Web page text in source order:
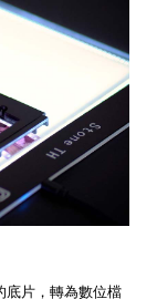
底片，轉為數位檔